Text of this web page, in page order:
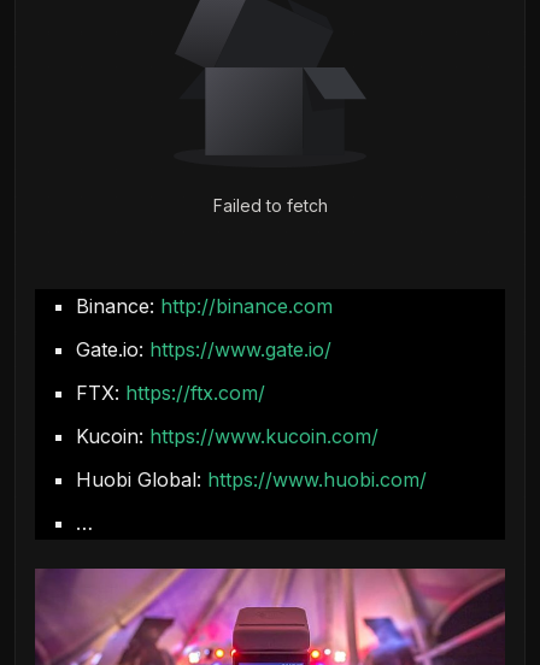
Failed to fetch
Binance: http://binance.com
Gate.io: https://www.gate.io/
FTX: https://ftx.com/
Kucoin: https://www.kucoin.com/
Huobi Global: https://www.huobi.com/
…